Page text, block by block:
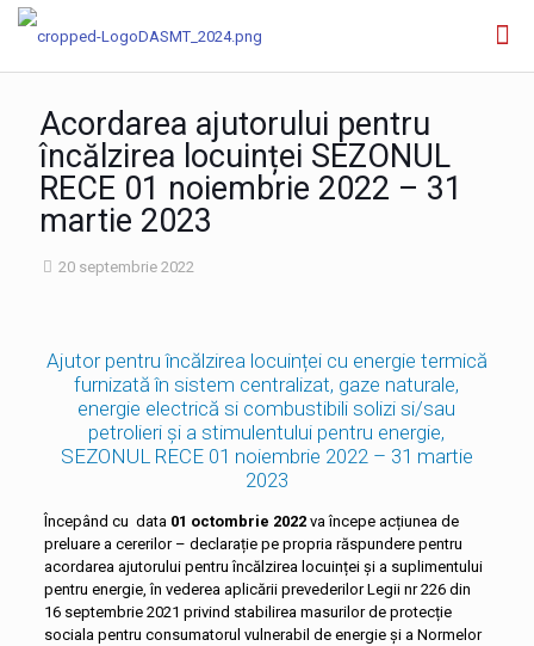
Acordarea ajutorului pentru
încălzirea locuinței SEZONUL
RECE 01 noiembrie 2022 – 31
martie 2023
20 septembrie 2022
Ajutor pentru încălzirea locuinței cu energie termică
furnizată în sistem centralizat, gaze naturale,
energie electrică si combustibili solizi si/sau
petrolieri și a stimulentului pentru energie,
SEZONUL RECE 01 noiembrie 2022 – 31 martie
2023
Începând cu data 01 octombrie 2022va începe acțiunea de
preluare a cererilor – declarație pe propria răspundere pentru
acordarea ajutorului pentru încălzirea locuinței și a suplimentului
pentru energie, în vederea aplicării prevederilor Legii nr 226 din
16 septembrie 2021 privind stabilirea masurilor de protecție
sociala pentru consumatorul vulnerabil de energie și a Normelor